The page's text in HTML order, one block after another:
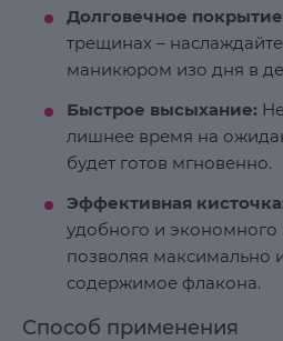
Долговечное
трещинах –
маникюром изо дня в
Быстрое высыхание:
лишнее время на
будет готов мгновенно.
Эффективная
удобного и экономного
позволяя максимально
содержимое флакона.
Способ применения